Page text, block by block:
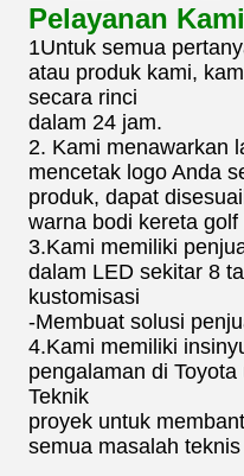
Pelayanan Kami
1Untuk semua
atau produk kami,
secara rinci
dalam 24 jam.
2. Kami menawarkan
mencetak logo Anda
produk, dapat
warna bodi kereta
3.Kami memiliki
dalam LED sekitar 8
kustomisasi
-Membuat solusi
4.Kami memiliki
pengalaman di Toyota
Teknik
proyek untuk
semua masalah teknis